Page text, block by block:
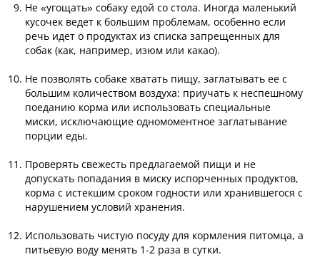
Не «угощать» собаку едой со стола. Иногда маленький
кусочек ведет к большим проблемам, особенно если
речь идет о продуктах из списка запрещенных для
собак (как, например, изюм или какао).
Не позволять собаке хватать пищу, заглатывать ее с
большим количеством воздуха: приучать к неспешному
поеданию корма или использовать специальные
миски, исключающие одномоментное заглатывание
порции еды.
Проверять свежесть предлагаемой пищи и не
допускать попадания в миску испорченных продуктов,
корма с истекшим сроком годности или хранившегося с
нарушением условий хранения.
Использовать чистую посуду для кормления питомца, а
питьевую воду менять 1-2 раза в сутки.